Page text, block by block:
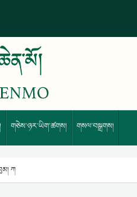
གཅེས་ཉར་ཡིག་ཚགས། གསལ་བསྒྲགས།
ཀ